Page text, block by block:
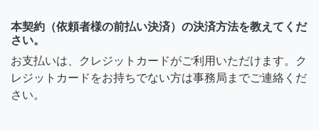
本契約（依頼者様の前払い決済）の決済方法を教えてくだ
さい。
お支払いは、クレジットカードがご利用いただけます。ク
レジットカードをお持ちでない方は事務局までご連絡くだ
さい。